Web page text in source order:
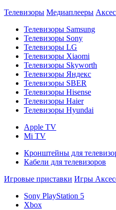
Телевизоры Медиаплееры
Телевизоры Samsung
Телевизоры Sony
Телевизоры LG
Телевизоры Xiaomi
Телевизоры Skyworth
Телевизоры Яндекс
Телевизоры SBER
Телевизоры Hisense
Телевизоры Haier
Телевизоры Hyundai
Apple TV
Mi TV
Кронштейны для
Кабели для телевизоров
Игровые приставки Игры
Sony PlayStation 5
Xbox